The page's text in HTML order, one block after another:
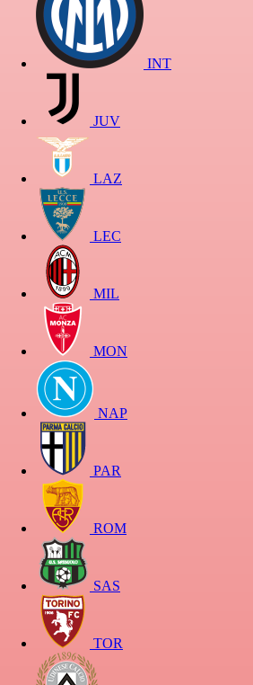
INT
JUV
LAZ
LEC
MIL
MON
NAP
PAR
ROM
SAS
TOR